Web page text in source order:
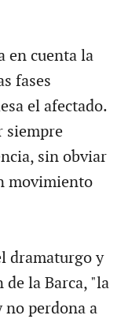
en cuenta la
fases
el afectado.
siempre
sin obviar
movimiento
dramaturgo y
de la Barca, "la
no perdona a